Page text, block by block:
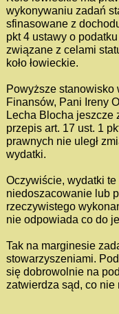
wykonywaniu zadań
sfinasowane z
pkt 4 ustawy o
związane z celami
koło łowieckie.
Powyższe stanowisko
Finansów, Pani Ireny
Lecha Blocha jeszcze
przepis art. 17 ust. 1
prawnych nie uległ
wydatki.
Oczywiście, wydatki
niedoszacowanie lub
rzeczywistego
nie odpowiada co do
Tak na marginesie
stowarzyszeniami.
się dobrowolnie na
zatwierdza sąd, co nie